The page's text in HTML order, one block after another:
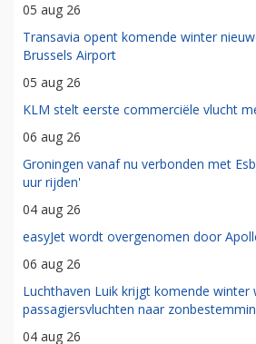
05 aug 26
Transavia opent komende winter
Brussels Airport
05 aug 26
KLM stelt eerste commerciële vlucht
06 aug 26
Groningen vanaf nu verbonden met
uur rijden'
04 aug 26
easyJet wordt overgenomen door
06 aug 26
Luchthaven Luik krijgt komende winter
passagiersvluchten naar
04 aug 26